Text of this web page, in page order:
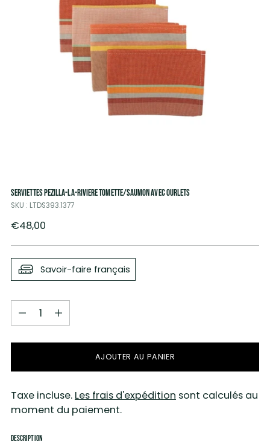
SERVIETTES PEZILLA-LA-RIVIERE TOMETTE/SAUMON AVEC OURLETS
SKU : LTDS393.1377
Prix
€48,00
Savoir-faire français
Quantité
Quantité
AJOUTER AU PANIER
Taxe incluse. Les frais d'expédition sont calculés au
moment du paiement.
DESCRIPTION